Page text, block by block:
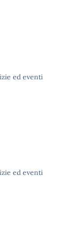
ed eventi
ed eventi